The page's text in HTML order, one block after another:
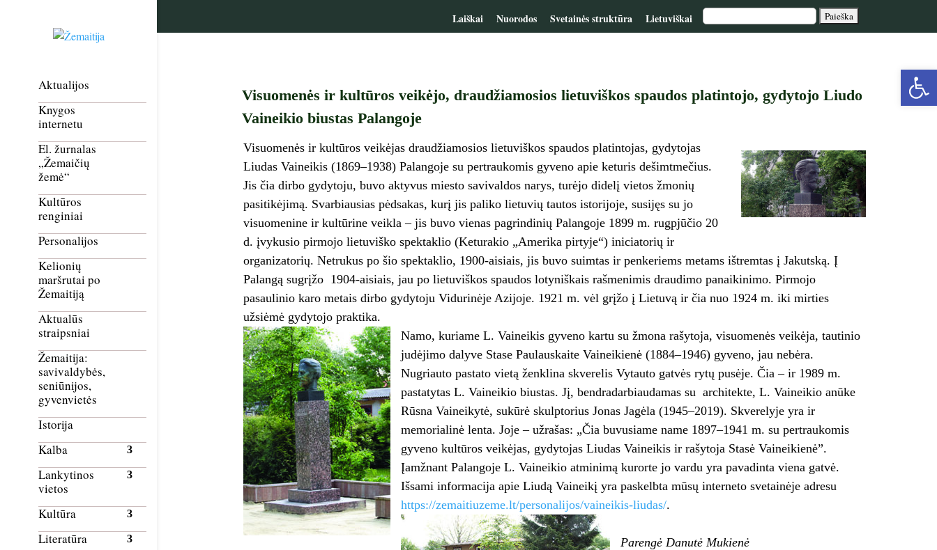
Laiškai Nuorodos Svetainės struktūra Lietuviškai
Aktualijos
Knygos
internetu
El. žurnalas
„Žemaičių
žemė“
Kultūros
renginiai
Personalijos
Kelionių
maršrutai po
Žemaitiją
Aktualūs
straipsniai
Žemaitija:
savivaldybės,
seniūnijos,
gyvenvietės
Istorija
Kalba
Lankytinos
vietos
Kultūra
Literatūra
Visuomenės ir kultūros veikėjo, draudžiamosios lietuviškos spaudos platintojo, gydytojo Liudo
Vaineikio biustas Palangoje
Visuomenės ir kultūros veikėjas draudžiamosios lietuviškos spaudos platintojas, gydytojas
Liudas Vaineikis (1869–1938) Palangoje su pertraukomis gyveno apie keturis dešimtmečius.
Jis čia dirbo gydytoju, buvo aktyvus miesto savivaldos narys, turėjo didelį vietos žmonių
pasitikėjimą. Svarbiausias pėdsakas, kurį jis paliko lietuvių tautos istorijoje, susijęs su jo
visuomenine ir kultūrine veikla – jis buvo vienas pagrindinių Palangoje 1899 m. rugpjūčio 20
d. įvykusio pirmojo lietuviško spektaklio (Keturakio „Amerika pirtyje“) iniciatorių ir
organizatorių. Netrukus po šio spektaklio, 1900-aisiais, jis buvo suimtas ir penkeriems metams ištremtas į Jakutską. Į
Palangą sugrįžo 1904-aisiais, jau po lietuviškos spaudos lotyniškais rašmenimis draudimo panaikinimo. Pirmojo
pasaulinio karo metais dirbo gydytoju Vidurinėje Azijoje. 1921 m. vėl grįžo į Lietuvą ir čia nuo 1924 m. iki mirties
užsiėmė gydytojo praktika.
Namo, kuriame L. Vaineikis gyveno kartu su žmona rašytoja, visuomenės veikėja, tautinio
judėjimo dalyve Stase Paulauskaite Vaineikienė (1884–1946) gyveno, jau nebėra.
Nugriauto pastato vietą ženklina skverelis Vytauto gatvės rytų pusėje. Čia – ir 1989 m.
pastatytas L. Vaineikio biustas. Jį, bendradarbiaudamas su architekte, L. Vaineikio anūke
Rūsna Vaineikytė, sukūrė skulptorius Jonas Jagėla (1945–2019). Skverelyje yra ir
memorialinė lenta. Joje – užrašas: „Čia buvusiame name 1897–1941 m. su pertraukomis
gyveno kultūros veikėjas, gydytojas Liudas Vaineikis ir rašytoja Stasė Vaineikienė”.
Įamžnant Palangoje L. Vaineikio atminimą kurorte jo vardu yra pavadinta viena gatvė.
Išsami informacija apie Liudą Vaineikį yra paskelbta mūsų interneto svetainėje adresu
https://zemaitiuzeme.lt/personalijos/vaineikis-liudas/.
Parengė Danutė Mukienė